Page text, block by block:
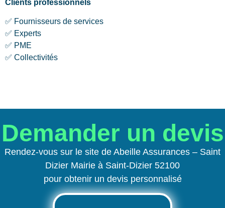
Clients professionnels
✅ Fournisseurs de services
✅ Experts
✅ PME
✅ Collectivités
Demander un devis
Rendez-vous sur le site de Abeille Assurances – Saint
Dizier Mairie à Saint-Dizier 52100
pour obtenir un devis personnalisé